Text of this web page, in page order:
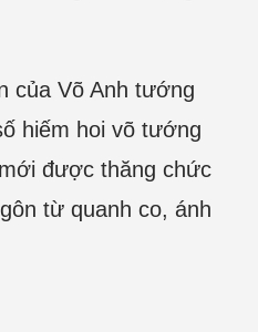
của Võ Anh tướng
hiếm hoi võ tướng
được thăng chức
từ quanh co, ánh